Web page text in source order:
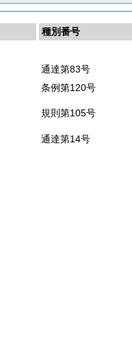
種別番号
通達第83号
条例第120号
規則第105号
通達第14号